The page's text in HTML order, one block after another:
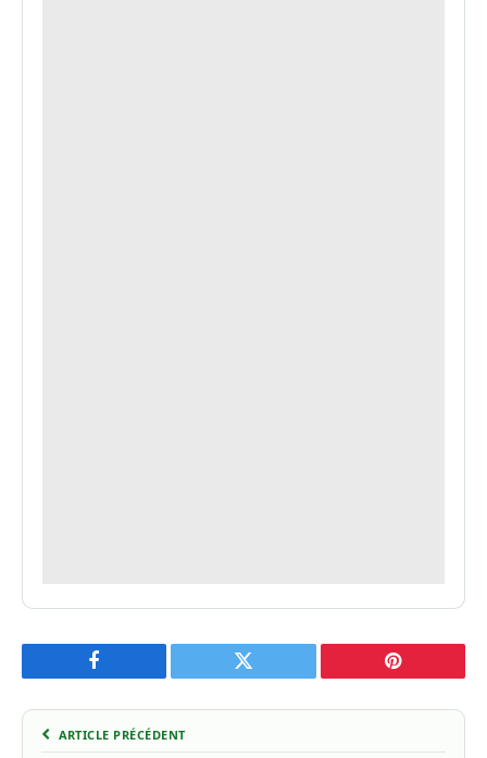
Facebook Twitter Pinterest
ARTICLE PRÉCÉDENT